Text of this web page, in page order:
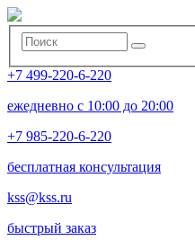
+7 499-220-6-220
ежедневно с 10:00 до 20:00
+7 985-220-6-220
бесплатная консультация
kss@kss.ru
быстрый заказ